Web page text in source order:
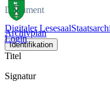
Digitaler Lesesaal
Login
Dokument
Archivplan
Identifikation
Titel
Signatur